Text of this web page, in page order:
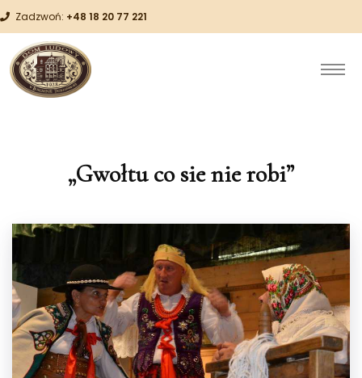
Zadzwoń: +48 18 20 77 221
„Gwołtu co sie nie robi”